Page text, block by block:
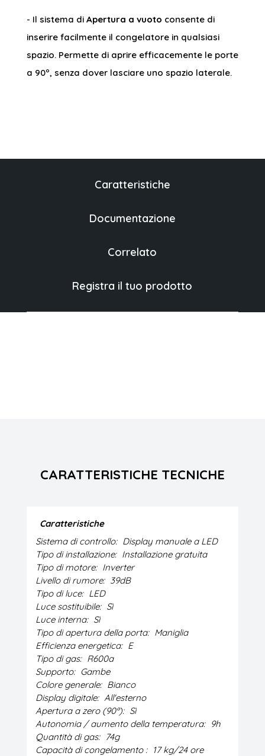
- Il sistema di Apertura a vuoto consente di
inserire facilmente il congelatore in qualsiasi
spazio. Permette di aprire efficacemente le porte
a 90º, senza dover lasciare uno spazio laterale.
Caratteristiche
Documentazione
Correlato
Registra il tuo prodotto
CARATTERISTICHE TECNICHE
Caratteristiche
Sistema di controllo: Display manuale a LED
Tipo di installazione: Installazione gratuita
Tipo di motore: Inverter
Livello di rumore: 39dB
Tipo di luce: LED
Luce sostituibile: Sì
Luce interna: Sì
Tipo di apertura della porta: Maniglia
Efficienza energetica: E
Tipo di gas: R600a
Supporto: Gambe
Colore generale: Bianco
Display digitale: All'esterno
Apertura a zero (90º): Sì
Autonomia / aumento della temperatura: 9h
Quantità di gas: 74g
Capacità di congelamento : 17 kg/24 ore